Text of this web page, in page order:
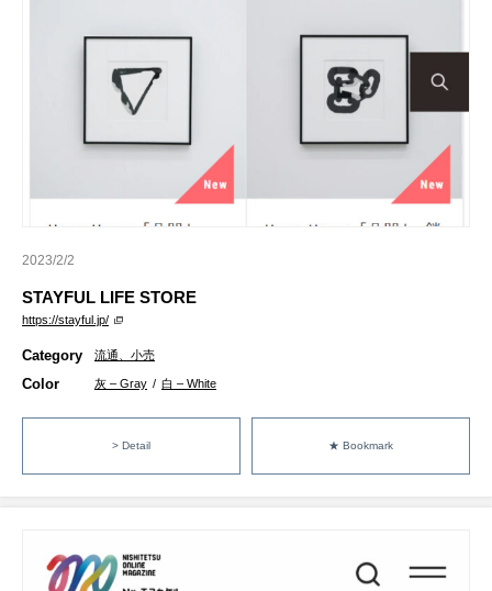
2023/2/2
STAYFUL LIFE STORE
https://stayful.jp/
Category 流通、小売
Color 灰 – Gray / 白 – White
> Detail ★ Bookmark